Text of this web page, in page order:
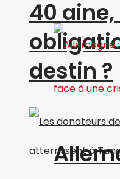
40
destin ?